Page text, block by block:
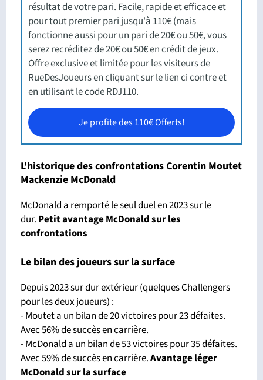
résultat de votre pari. Facile, rapide et efficace et
pour tout premier pari jusqu'à 110€ (mais
fonctionne aussi pour un pari de 20€ ou 50€, vous
serez recréditez de 20€ ou 50€ en crédit de jeux.
Offre exclusive et limitée pour les visiteurs de
RueDesJoueurs en cliquant sur le lien ci contre et
en utilisant le code RDJ110.
Je profite des 110€ Offerts!
L'historique des confrontations Corentin Moutet
Mackenzie McDonald
McDonald a remporté le seul duel en 2023 sur le
dur. Petit avantage McDonald sur les
confrontations
Le bilan des joueurs sur la surface
Depuis 2023 sur dur extérieur (quelques Challengers
pour les deux joueurs) :
- Moutet a un bilan de 20 victoires pour 23 défaites.
Avec 56% de succès en carrière.
- McDonald a un bilan de 53 victoires pour 35 défaites.
Avec 59% de succès en carrière.Avantage léger
McDonald sur la surface